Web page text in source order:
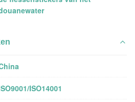
ISO14001